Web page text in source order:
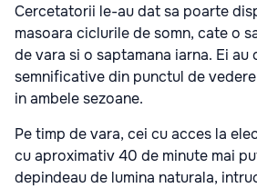
Cercetatorii le-au dat sa poarte
masoara ciclurile de somn, cate o
de vara si o saptamana iarna. Ei
semnificative din punctul de
in ambele sezoane.
Pe timp de vara, cei cu acces la
cu aproximativ 40 de minute mai
depindeau de lumina naturala,